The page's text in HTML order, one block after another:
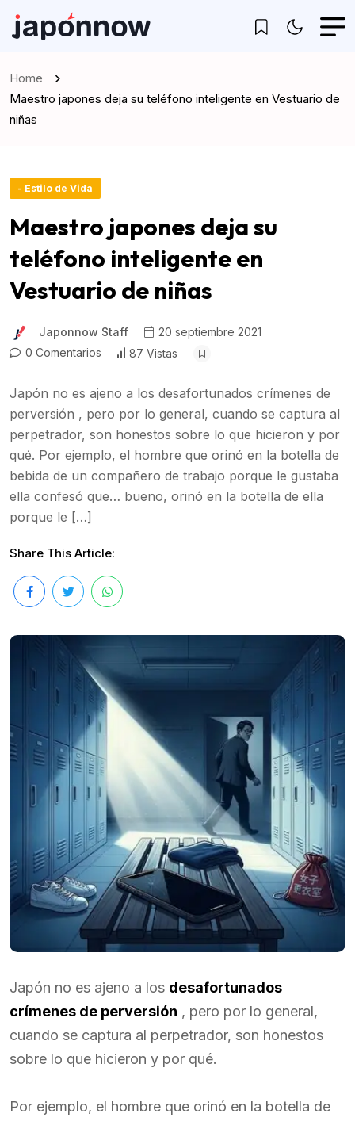
Home
Maestro japones deja su teléfono inteligente en Vestuario de
niñas
- Estilo de Vida
Maestro japones deja su
teléfono inteligente en
Vestuario de niñas
Japonnow Staff
20 septiembre 2021
0 Comentarios
87 Vistas
Japón no es ajeno a los desafortunados crímenes de
perversión , pero por lo general, cuando se captura al
perpetrador, son honestos sobre lo que hicieron y por
qué. Por ejemplo, el hombre que orinó en la botella de
bebida de un compañero de trabajo porque le gustaba
ella confesó que… bueno, orinó en la botella de ella
porque le […]
Share This Article:
Japón no es ajeno a los desafortunados
crímenes de perversión , pero por lo general,
cuando se captura al perpetrador, son honestos
sobre lo que hicieron y por qué.
Por ejemplo, el hombre que orinó en la botella de